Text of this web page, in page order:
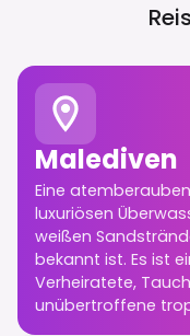
Malediven
Eine
luxuriösen
weißen
bekannt ist. Es ist
Verheiratete,
unübertroffene